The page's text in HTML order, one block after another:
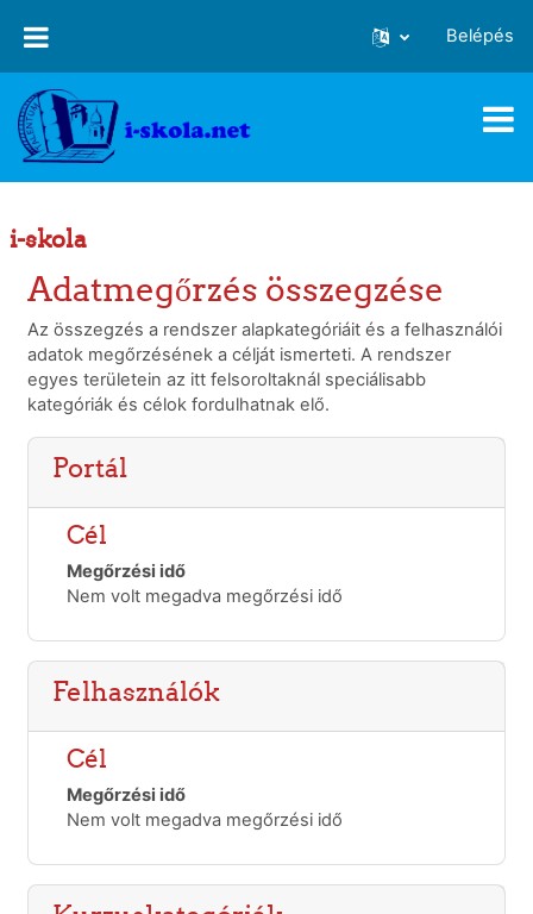
Belépés
i-skola
Adatmegőrzés összegzése
Az összegzés a rendszer alapkategóriáit és a felhasználói
adatok megőrzésének a célját ismerteti. A rendszer
egyes területein az itt felsoroltaknál speciálisabb
kategóriák és célok fordulhatnak elő.
Portál
Cél
Megőrzési idő
Nem volt megadva megőrzési idő
Felhasználók
Cél
Megőrzési idő
Nem volt megadva megőrzési idő